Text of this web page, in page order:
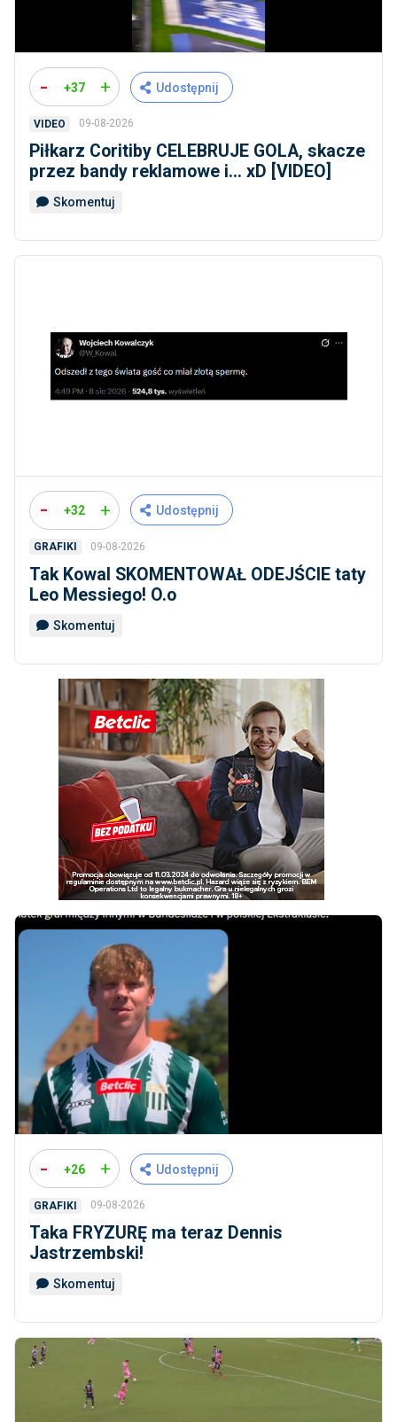
- +37 + Udostępnij
VIDEO 09-08-2026
Piłkarz Coritiby CELEBRUJE GOLA, skacze
przez bandy reklamowe i... xD [VIDEO]
Skomentuj
- +32 + Udostępnij
GRAFIKI 09-08-2026
Tak Kowal SKOMENTOWAŁ ODEJŚCIE taty
Leo Messiego! O.o
Skomentuj
- +26 + Udostępnij
GRAFIKI 09-08-2026
Taka FRYZURĘ ma teraz Dennis
Jastrzembski!
Skomentuj